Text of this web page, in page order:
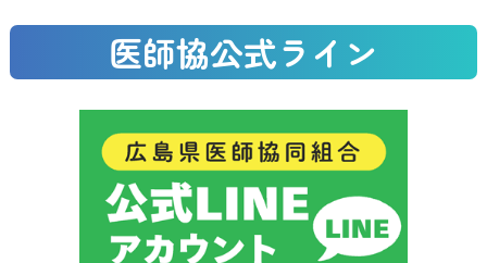
医師協公式ライン